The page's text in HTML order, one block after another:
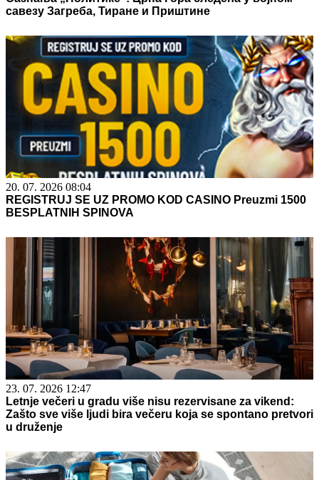
савезу Загреба, Тиране и Приштине
20. 07. 2026 08:04
REGISTRUJ SE UZ PROMO KOD CASINO Preuzmi 1500
BESPLATNIH SPINOVA
23. 07. 2026 12:47
Letnje večeri u gradu više nisu rezervisane za vikend:
Zašto sve više ljudi bira večeru koja se spontano pretvori
u druženje